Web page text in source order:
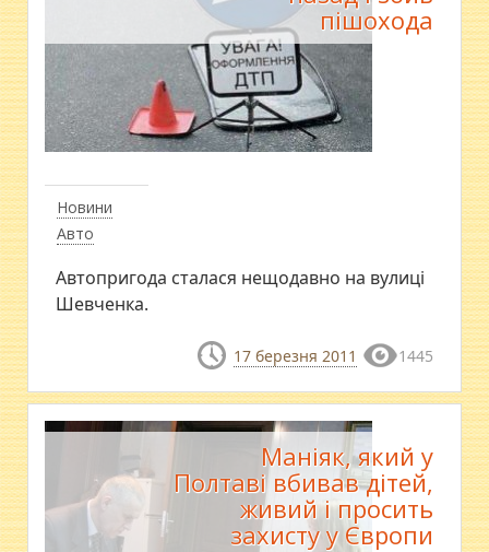
Новини
Авто
пішохода
Автопригода сталася нещодавно на вулиці
Шевченка.
17 березня 2011 1445
Маніяк, який у
Полтаві вбивав дітей,
живий і просить
захисту у Європи